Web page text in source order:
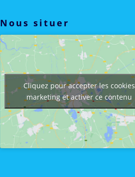
Nous situer
Cliquez pour accepter les cookies
marketing et activer ce contenu